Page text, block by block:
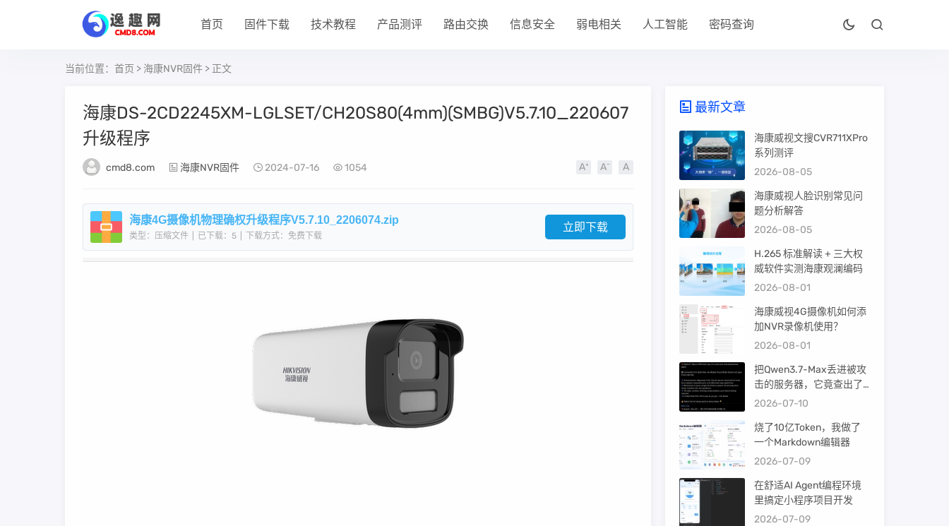
首页 固件下载 技术教程 产品测评 路由交换 信息安全 弱电相关 人工智能 密码查询
当前位置： 首页 > 海康NVR固件 > 正文
海康DS-2CD2245XM-LGLSET/CH20S80(4mm)(SMBG)V5.7.10_220607
升级程序
cmd8.com 海康NVR固件 2024-07-16 1054
海康4G摄像机物理确权升级程序V5.7.10_2206074.zip
类型：压缩文件 已下载：5 下载方式：免费下载
立即下载
最新文章
海康威视文搜CVR711XPro
系列测评
2026-08-05
海康威视人脸识别常见问
题分析解答
2026-08-05
H.265 标准解读 + 三大权
威软件实测海康观澜编码
2026-08-01
海康威视4G摄像机如何添
加NVR录像机使用？
2026-08-01
把Qwen3.7-Max丢进被攻
击的服务器，它竟查出了
暴力破解！
2026-07-10
烧了10亿Token，我做了
一个Markdown编辑器
2026-07-09
在舒适AI Agent编程环境
里搞定小程序项目开发
2026-07-09